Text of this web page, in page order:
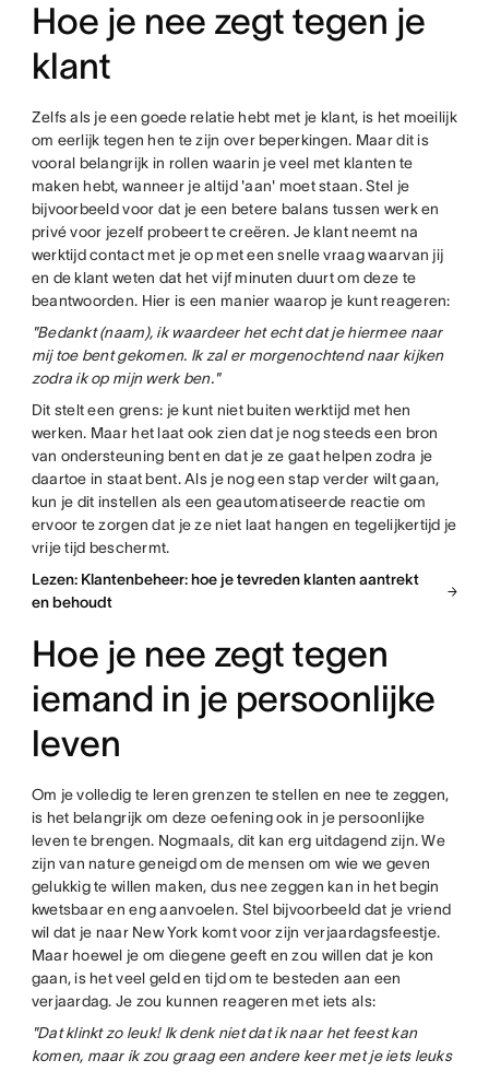
Hoe je nee zegt tegen je
klant
Zelfs als je een goede relatie hebt met je klant, is het moeilijk
om eerlijk tegen hen te zijn over beperkingen. Maar dit is
vooral belangrijk in rollen waarin je veel met klanten te
maken hebt, wanneer je altijd 'aan' moet staan. Stel je
bijvoorbeeld voor dat je een betere balans tussen werk en
privé voor jezelf probeert te creëren. Je klant neemt na
werktijd contact met je op met een snelle vraag waarvan jij
en de klant weten dat het vijf minuten duurt om deze te
beantwoorden. Hier is een manier waarop je kunt reageren:
"Bedankt (naam), ik waardeer het echt dat je hiermee naar
mij toe bent gekomen. Ik zal er morgenochtend naar kijken
zodra ik op mijn werk ben."
Dit stelt een grens: je kunt niet buiten werktijd met hen
werken. Maar het laat ook zien dat je nog steeds een bron
van ondersteuning bent en dat je ze gaat helpen zodra je
daartoe in staat bent. Als je nog een stap verder wilt gaan,
kun je dit instellen als een geautomatiseerde reactie om
ervoor te zorgen dat je ze niet laat hangen en tegelijkertijd je
vrije tijd beschermt.
Lezen: Klantenbeheer: hoe je tevreden klanten aantrekt
en behoudt
Hoe je nee zegt tegen
iemand in je persoonlijke
leven
Om je volledig te leren grenzen te stellen en nee te zeggen,
is het belangrijk om deze oefening ook in je persoonlijke
leven te brengen. Nogmaals, dit kan erg uitdagend zijn. We
zijn van nature geneigd om de mensen om wie we geven
gelukkig te willen maken, dus nee zeggen kan in het begin
kwetsbaar en eng aanvoelen. Stel bijvoorbeeld dat je vriend
wil dat je naar New York komt voor zijn verjaardagsfeestje.
Maar hoewel je om diegene geeft en zou willen dat je kon
gaan, is het veel geld en tijd om te besteden aan een
verjaardag. Je zou kunnen reageren met iets als:
"Dat klinkt zo leuk! Ik denk niet dat ik naar het feest kan
komen, maar ik zou graag een andere keer met je iets leuks